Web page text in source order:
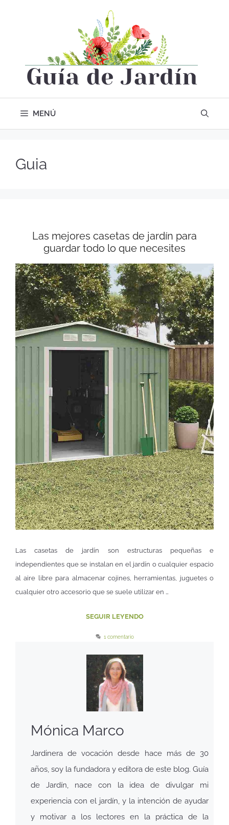
MENÚ
Guia
Las mejores casetas de jardín para
guardar todo lo que necesites
Las casetas de jardín son estructuras pequeñas e
independientes que se instalan en el jardín o cualquier espacio
al aire libre para almacenar cojines, herramientas, juguetes o
cualquier otro accesorio que se suele utilizar en …
SEGUIR LEYENDO
1 comentario
Mónica Marco
Jardinera de vocación desde hace más de 30
años, soy la fundadora y editora de este blog. Guía
de Jardín, nace con la idea de divulgar mi
experiencia con el jardín, y la intención de ayudar
y motivar a los lectores en la práctica de la